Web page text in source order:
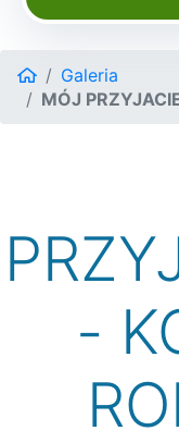
Galeria
MÓJ
-